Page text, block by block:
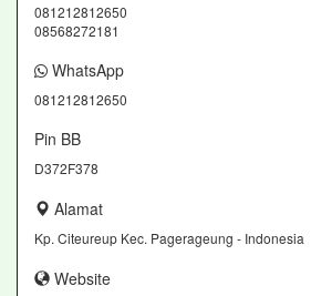
081212812650
08568272181
WhatsApp
081212812650
Pin BB
D372F378
Alamat
Kp. Citeureup Kec. Pagerageung - Indonesia
Website